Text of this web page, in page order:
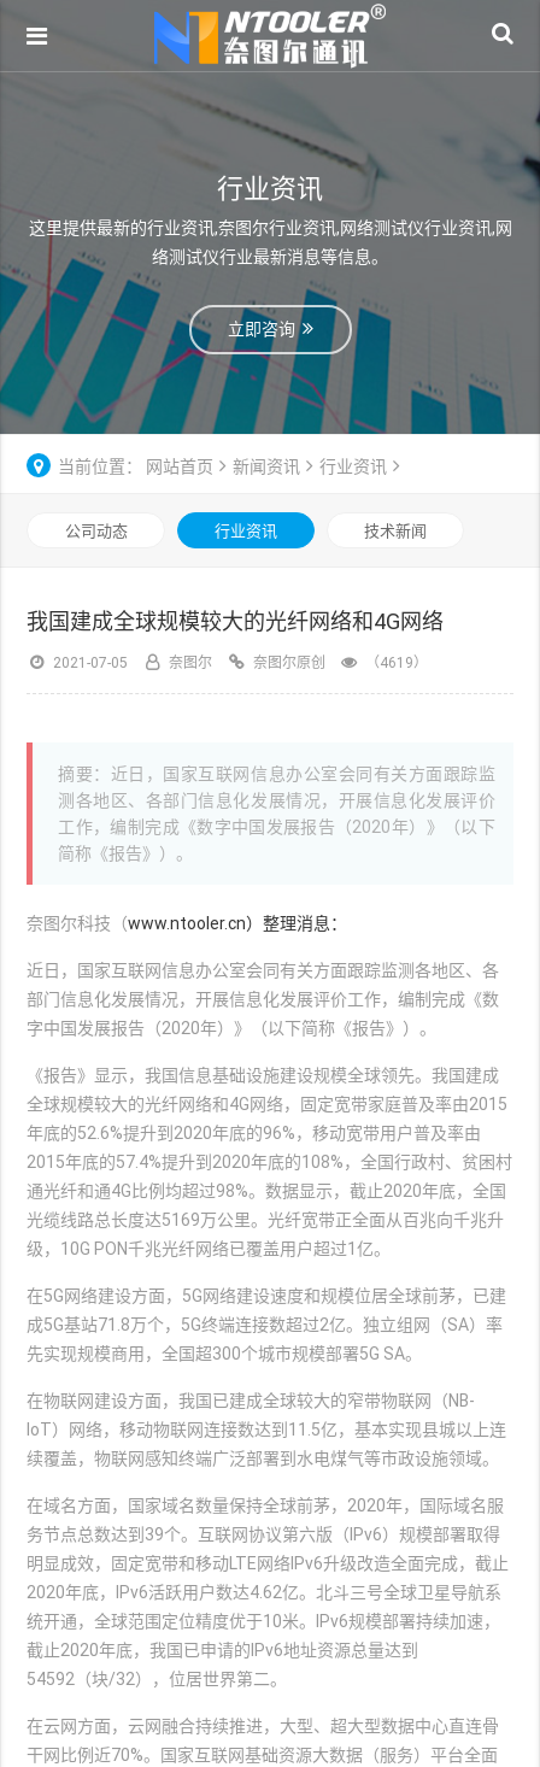
行业资讯
这里提供最新的行业资讯,奈图尔行业资讯,网络测试仪行业资讯,网
络测试仪行业最新消息等信息。
立即咨询
当前位置： 网站首页 新闻资讯 行业资讯
公司动态 行业资讯 技术新闻
我国建成全球规模较大的光纤网络和4G网络
2021-07-05 奈图尔 奈图尔原创 （4619）
摘要：近日，国家互联网信息办公室会同有关方面跟踪监
测各地区、各部门信息化发展情况，开展信息化发展评价
工作，编制完成《数字中国发展报告（2020年）》（以下
简称《报告》）。
奈图尔科技（www.ntooler.cn）整理消息：
近日，国家互联网信息办公室会同有关方面跟踪监测各地区、各
部门信息化发展情况，开展信息化发展评价工作，编制完成《数
字中国发展报告（2020年）》（以下简称《报告》）。
《报告》显示，我国信息基础设施建设规模全球领先。我国建成
全球规模较大的光纤网络和4G网络，固定宽带家庭普及率由2015
年底的52.6%提升到2020年底的96%，移动宽带用户普及率由
2015年底的57.4%提升到2020年底的108%，全国行政村、贫困村
通光纤和通4G比例均超过98%。数据显示，截止2020年底，全国
光缆线路总长度达5169万公里。光纤宽带正全面从百兆向千兆升
级，10G PON千兆光纤网络已覆盖用户超过1亿。
在5G网络建设方面，5G网络建设速度和规模位居全球前茅，已建
成5G基站71.8万个，5G终端连接数超过2亿。独立组网（SA）率
先实现规模商用，全国超300个城市规模部署5G SA。
在物联网建设方面，我国已建成全球较大的窄带物联网（NB-
IoT）网络，移动物联网连接数达到11.5亿，基本实现县城以上连
续覆盖，物联网感知终端广泛部署到水电煤气等市政设施领域。
在域名方面，国家域名数量保持全球前茅，2020年，国际域名服
务节点总数达到39个。互联网协议第六版（IPv6）规模部署取得
明显成效，固定宽带和移动LTE网络IPv6升级改造全面完成，截止
2020年底，IPv6活跃用户数达4.62亿。北斗三号全球卫星导航系
统开通，全球范围定位精度优于10米。IPv6规模部署持续加速，
截止2020年底，我国已申请的IPv6地址资源总量达到
54592（块/32），位居世界第二。
在云网方面，云网融合持续推进，大型、超大型数据中心直连骨
干网比例近70%。国家互联网基础资源大数据（服务）平台全面